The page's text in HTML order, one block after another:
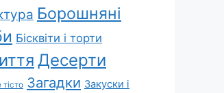
Борошняні
Бісквіти і торти
Десерти
Загадки Закуски і